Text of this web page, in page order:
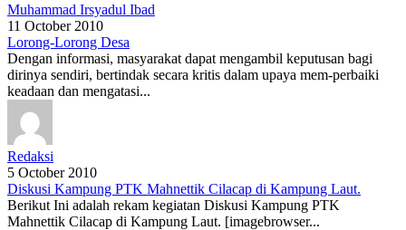
Muhammad Irsyadul Ibad
11 October 2010
Lorong-Lorong Desa
Dengan informasi, masyarakat dapat mengambil keputusan bagi
dirinya sendiri, bertindak secara kritis dalam upaya mem-perbaiki
keadaan dan mengatasi...
Redaksi
5 October 2010
Diskusi Kampung PTK Mahnettik Cilacap di Kampung Laut.
Berikut Ini adalah rekam kegiatan Diskusi Kampung PTK
Mahnettik Cilacap di Kampung Laut. [imagebrowser...